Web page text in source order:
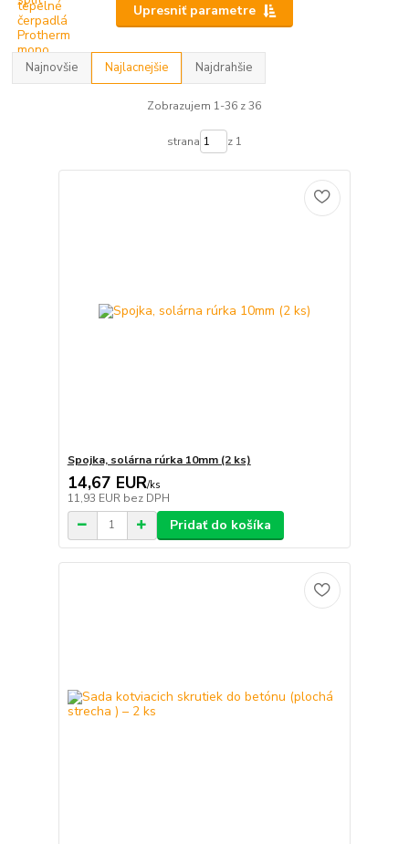
Upresniť parametre
Najnovšie Najlacnejšie Najdrahšie
Zobrazujem 1-36 z 36
strana z 1
Spojka, solárna rúrka 10mm (2 ks)
14,67 EUR/ks
11,93 EUR bez DPH
Pridať do košíka